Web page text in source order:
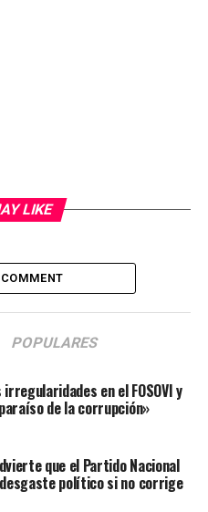
LIKE
POPULARES
en el FOSOVI y
de la corrupción»
que el Partido Nacional
político si no corrige